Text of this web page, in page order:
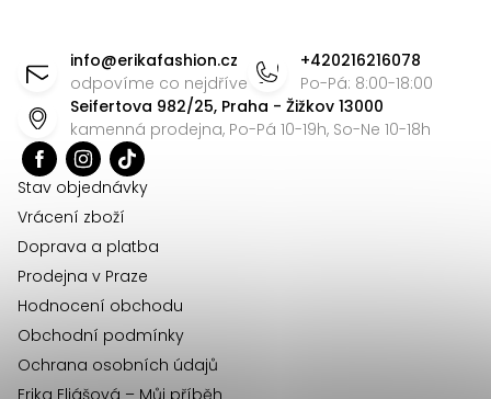
info@erikafashion.cz
odpovíme co nejdříve
+420216216078
Po-Pá: 8:00-18:00
Seifertova 982/25, Praha - Žižkov 13000
kamenná prodejna, Po-Pá 10-19h, So-Ne 10-18h
Stav objednávky
Vrácení zboží
Doprava a platba
Prodejna v Praze
Hodnocení obchodu
Obchodní podmínky
Ochrana osobních údajů
Erika Eliášová – Můj příběh